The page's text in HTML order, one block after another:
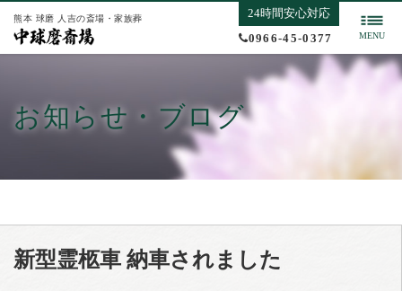
熊本 球磨 人吉の斎場・家族葬
24時間安心対応
0966-45-0377
MENU
お知らせ・ブログ
新型霊柩車 納車されました